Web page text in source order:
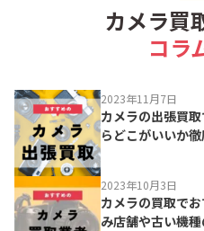
カメラ買
コラ
2023年11月7日
カメラの出張買
らどこがいいか
2023年10月3日
カメラの買取で
み店舗や古い機